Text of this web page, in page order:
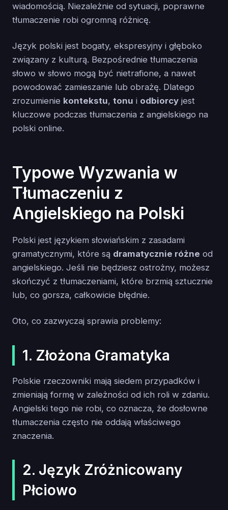
wiadomością. Niezależnie od sytuacji, poprawne
tłumaczenie robi ogromną różnicę.
Język polski jest bogaty, ekspresyjny i głęboko
związany z kulturą. Bezpośrednie tłumaczenia
słowo w słowo mogą być nietrafione, a nawet
powodować zamieszanie lub obrażę. Dlatego
zrozumienie kontekstu, tonu i odbiorcy jest
kluczowe podczas tłumaczenia z angielskiego na
polski online.
Typowe Wyzwania w
Tłumaczeniu z
Angielskiego na Polski
Polski jest językiem słowiańskim z zasadami
gramatycznymi, które są dramatycznie różne od
angielskiego. Jeśli nie będziesz ostrożny, możesz
skończyć z tłumaczeniami, które brzmią sztucznie
lub, co gorsza, całkowicie błędnie.
Oto, co zazwyczaj sprawia problemy:
1. Złożona Gramatyka
Polskie rzeczowniki mają siedem przypadków i
zmieniają formę w zależności od ich roli w zdaniu.
Angielski tego nie robi, co oznacza, że dosłowne
tłumaczenia często nie oddają właściwego
znaczenia.
2. Język Zróżnicowany
Płciowo